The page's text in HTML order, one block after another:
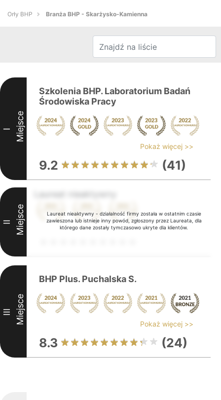
Orły BHP Branża BHP - Skarżysko-Kamienna
I Miejsce
Szkolenia BHP. Laboratorium Badań
Środowiska Pracy
Pokaż więcej >>
9.2 (41)
Laureat nieaktywny - działalność firmy została w ostatnim czasie
zawieszona lub istnieje inny powód, zgłoszony przez Laureata, dla
którego dane zostały tymczasowo ukryte dla klientów.
II Miejsce
III Miejsce
BHP Plus. Puchalska S.
Pokaż więcej >>
8.3 (24)